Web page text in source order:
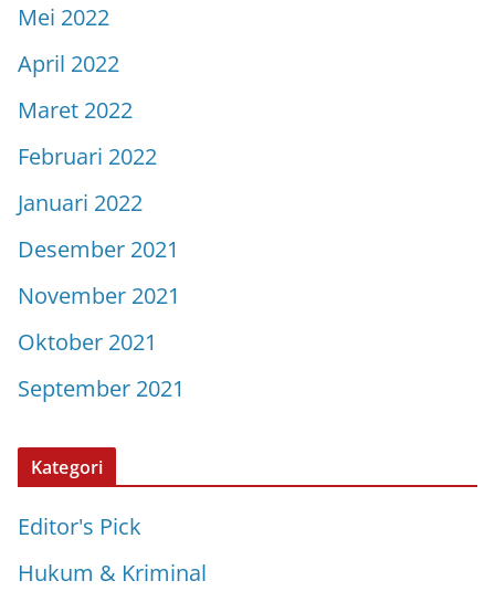
Mei 2022
April 2022
Maret 2022
Februari 2022
Januari 2022
Desember 2021
November 2021
Oktober 2021
September 2021
Kategori
Editor's Pick
Hukum & Kriminal